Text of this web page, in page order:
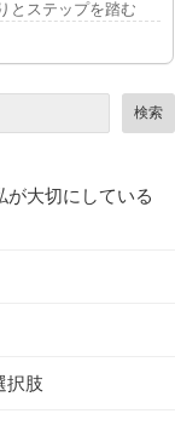
とステップを踏むこと
検索
が大切にしている
択肢